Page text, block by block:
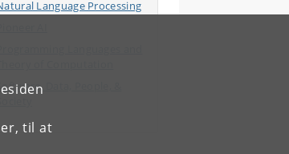
til at
Language Processing
Data, People, &